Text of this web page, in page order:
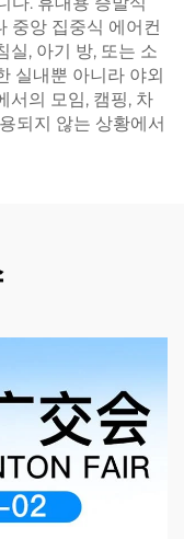
중앙 집중식 에어컨
실, 아기 방, 또는 소
실내뿐 아니라 야외
서의 모임, 캠핑, 차
되지 않는 상황에서